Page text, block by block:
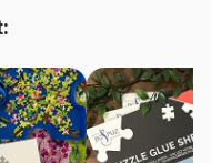
Of-Puzzles-HP0543